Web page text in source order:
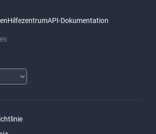
HilfezentrumAPI-Dokumentation